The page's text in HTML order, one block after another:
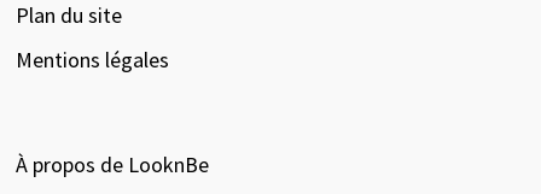
Plan du site
Mentions légales
À propos de LooknBe